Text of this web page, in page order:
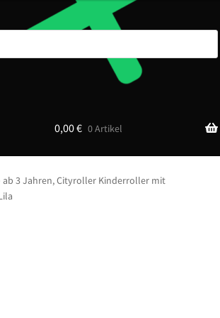
0,00€ 0 Artikel
ab 3 Jahren, Cityroller Kinderroller mit